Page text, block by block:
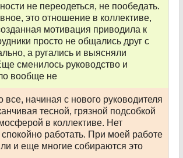
не переодеться, не пообедать.
это отношение в коллективе,
мотивация приводила к
просто не общались друг с
а ругались и выясняли
сменилось руководство и
вообще не
все, начиная с нового руководителя
тесной, грязной подсобкой
в коллективе. Нет
работать. При моей работе
и еще многие собираются это